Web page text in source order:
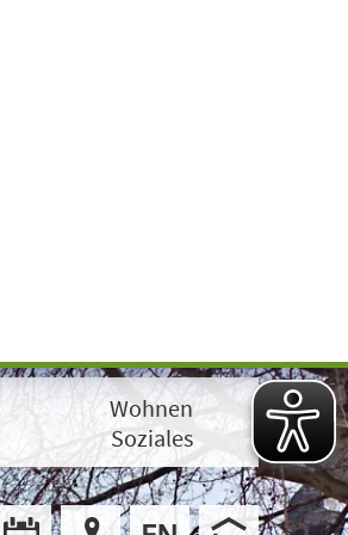
Wohnen
Soziales